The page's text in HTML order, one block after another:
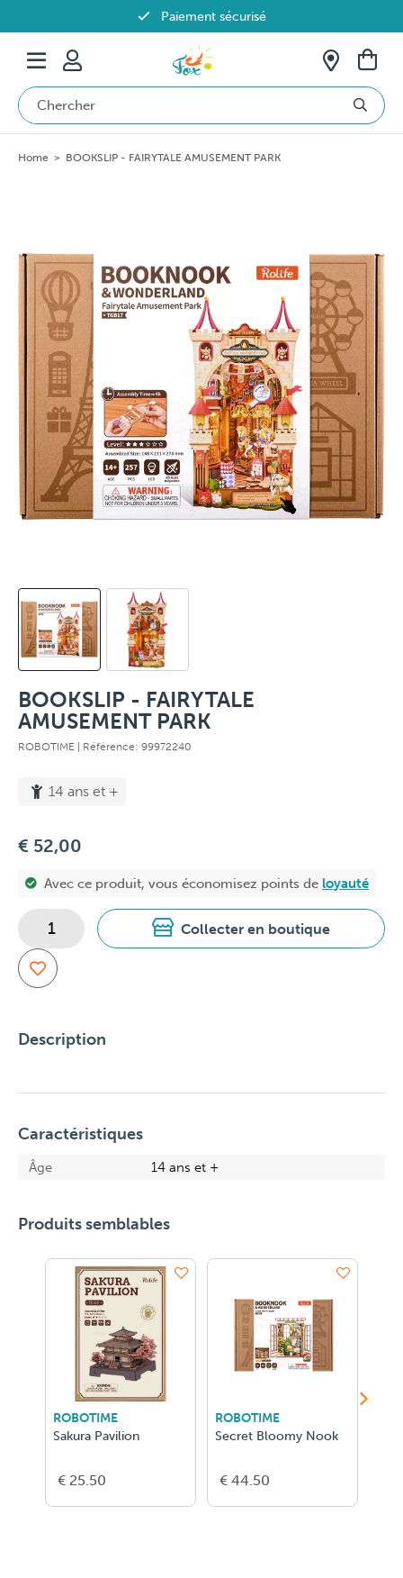
Paiement sécurisé
Livraison offerte dès 69€ en Belgique
Home > BOOKSLIP - FAIRYTALE AMUSEMENT PARK
BOOKSLIP - FAIRYTALE
AMUSEMENT PARK
ROBOTIME | Référence: 99972240
14 ans et +
€ 52,00
Avec ce produit, vous économisez points de loyauté
Collecter en boutique
Description
Caractéristiques
Âge 14 ans et +
Produits semblables
ROBOTIME
Sakura Pavilion
€ 25.50
ROBOTIME
Secret Bloomy Nook
€ 44.50